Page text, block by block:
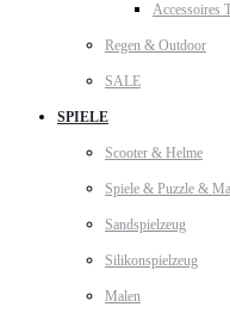
Accessoires
Regen & Outdoor
SALE
SPIELE
Scooter & Helme
Spiele & Puzzle &
Sandspielzeug
Silikonspielzeug
Malen